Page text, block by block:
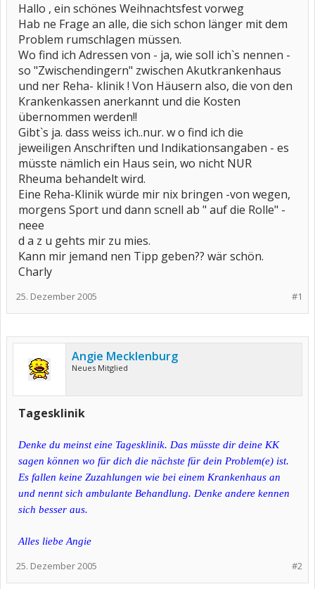
Hallo , ein schönes Weihnachtsfest vorweg
Hab ne Frage an alle, die sich schon länger mit dem
Problem rumschlagen müssen.
Wo find ich Adressen von - ja, wie soll ich`s nennen -
so "Zwischendingern" zwischen Akutkrankenhaus
und ner Reha- klinik ! Von Häusern also, die von den
Krankenkassen anerkannt und die Kosten
übernommen werden!!
Gibt`s ja. dass weiss ich..nur. w o find ich die
jeweiligen Anschriften und Indikationsangaben - es
müsste nämlich ein Haus sein, wo nicht NUR
Rheuma behandelt wird.
Eine Reha-Klinik würde mir nix bringen -von wegen,
morgens Sport und dann scnell ab " auf die Rolle" -
neee
d a z u gehts mir zu mies.
Kann mir jemand nen Tipp geben?? wär schön.
Charly
#1
25. Dezember 2005
Angie Mecklenburg
Neues Mitglied
Tagesklinik
Denke du meinst eine Tagesklinik. Das müsste dir deine KK
sagen können wo für dich die nächste für dein Problem(e) ist.
Es fallen keine Zuzahlungen wie bei einem Krankenhaus an
und nennt sich ambulante Behandlung. Denke andere kennen
sich besser aus.
Alles liebe Angie
#2
25. Dezember 2005